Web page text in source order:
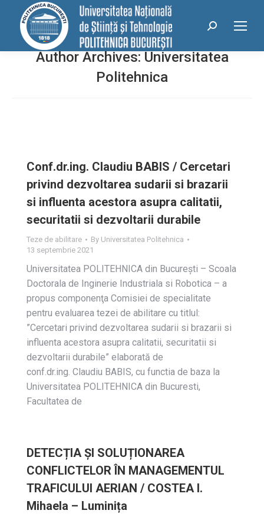
conținut
Search:
Author Archives: Universitatea
Politehnica
Conf.dr.ing. Claudiu BABIS / Cercetari
privind dezvoltarea sudarii si brazarii
si influenta acestora asupra calitatii,
securitatii si dezvoltarii durabile
Teze de abilitare By Universitatea Politehnica
13 septembrie 2021
Universitatea POLITEHNICA din Bucureşti – Scoala
Doctorala de Inginerie Industriala si Robotica – a
propus componenţa Comisiei de specialitate
pentru evaluarea tezei de abilitare cu titlul:
”Cercetari privind dezvoltarea sudarii si brazarii si
influenta acestora asupra calitatii, securitatii si
dezvoltarii durabile” elaborată de
conf.dr.ing. Claudiu BABIS, cu functia de baza la
Universitatea POLITEHNICA din Bucuresti,
Facultatea de
DETECȚIA ȘI SOLUȚIONAREA
CONFLICTELOR ÎN MANAGEMENTUL
TRAFICULUI AERIAN / COSTEA I.
Mihaela – Luminița